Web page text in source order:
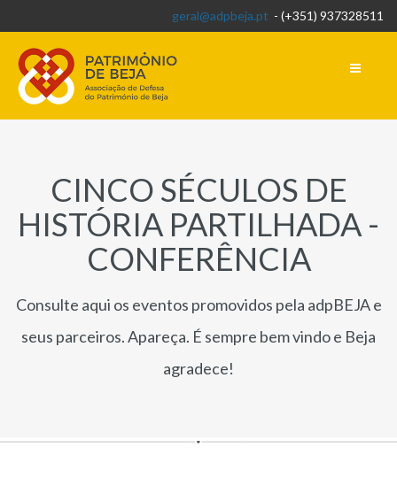
geral@adpbeja.pt - (+351) 937328511
CINCO SÉCULOS DE
HISTÓRIA PARTILHADA -
CONFERÊNCIA
Consulte aqui os eventos promovidos pela adpBEJA e
seus parceiros. Apareça. É sempre bem vindo e Beja
agradece!